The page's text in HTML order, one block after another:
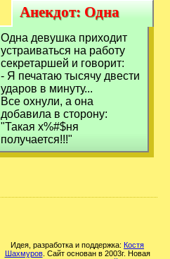
Анекдот: Одна
девушка
приходит
устраиваться на
работу
Анекдот: Одна
девушка приходит
устраиваться на
работу
Одна девушка приходит
устраиваться на работу
секретаршей и говорит:
- Я печатаю тысячу двести
ударов в минуту...
Все охнули, а она
добавила в сторону:
"Такая х%#$ня
получается!!!"
Идея, разработка и поддержка: Костя
Шахмуров. Сайт основан в 2003г. Новая